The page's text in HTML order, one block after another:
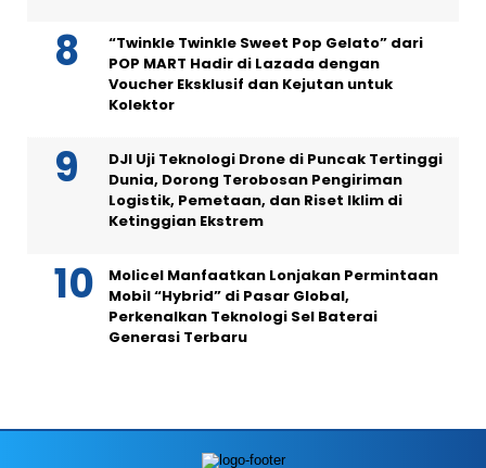
“Twinkle Twinkle Sweet Pop Gelato” dari
POP MART Hadir di Lazada dengan
Voucher Eksklusif dan Kejutan untuk
Kolektor
DJI Uji Teknologi Drone di Puncak Tertinggi
Dunia, Dorong Terobosan Pengiriman
Logistik, Pemetaan, dan Riset Iklim di
Ketinggian Ekstrem
Molicel Manfaatkan Lonjakan Permintaan
Mobil “Hybrid” di Pasar Global,
Perkenalkan Teknologi Sel Baterai
Generasi Terbaru